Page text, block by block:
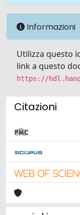
Informazioni
Utilizza questo
link a questo
https://
Citazioni